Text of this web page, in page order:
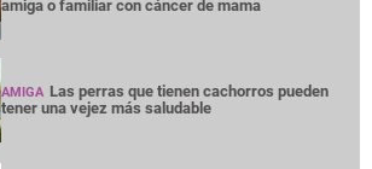
amiga o familiar con cáncer de mama
AMIGA Las perras que tienen cachorros pueden
tener una vejez más saludable